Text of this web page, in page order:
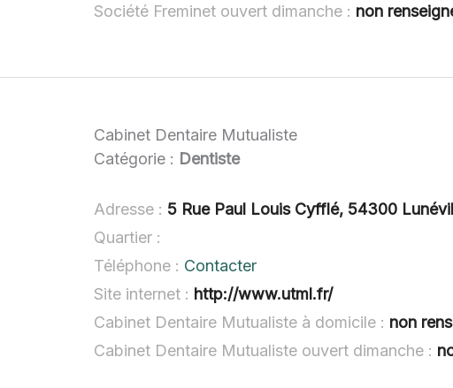
Société Freminet ouvert dimanche : non
Cabinet Dentaire Mutualiste
Catégorie : Dentiste
Adresse : 5 Rue Paul Louis Cyfflé, 54300
Quartier :
Téléphone : Contacter
Site internet : http://www.utml.fr/
Cabinet Dentaire Mutualiste à domicile : non
Cabinet Dentaire Mutualiste ouvert dimanche :